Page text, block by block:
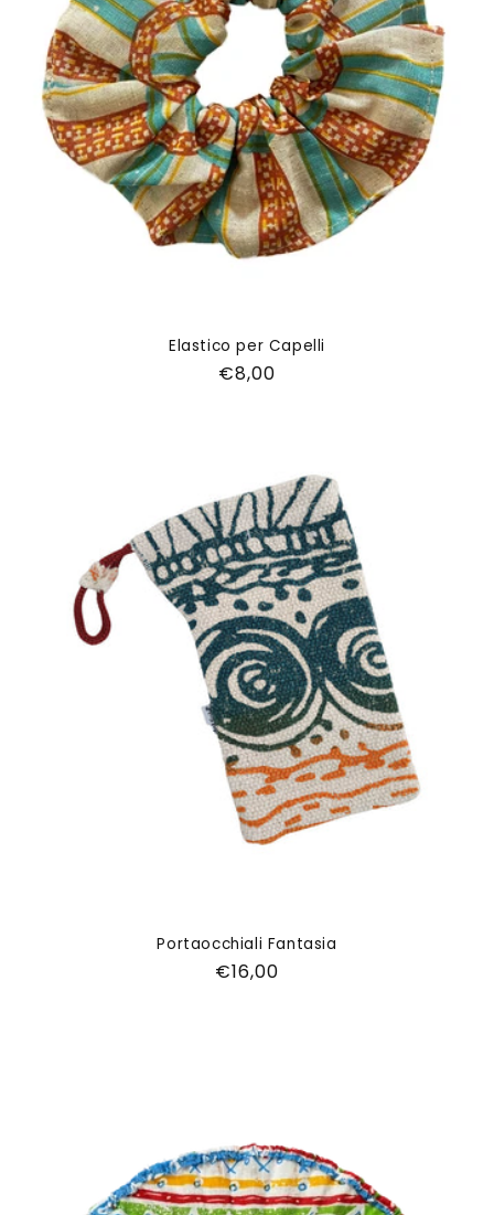
Elastico per Capelli
Prezzo
€8,00
Portaocchiali Fantasia
Prezzo
€16,00